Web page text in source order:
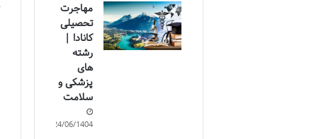
مهاجرت
تحصیلی
کانادا |
رشته
های
پزشکی و
سلامت
24/06/1404